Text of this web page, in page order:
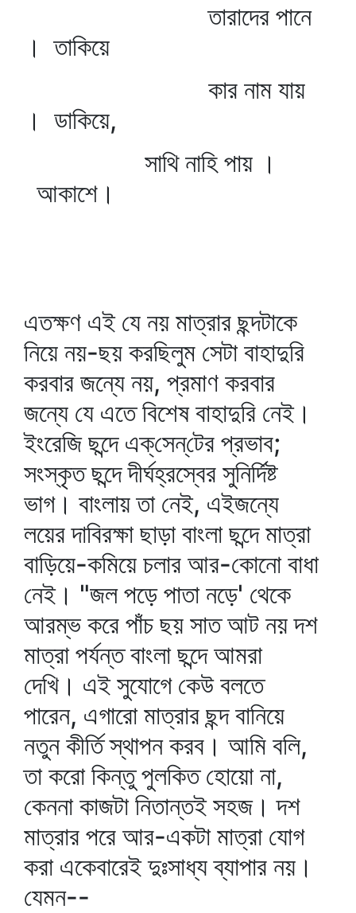
তারাদের পানে
। তাকিয়ে
কার নাম যায়
। ডাকিয়ে,
সাথি নাহি পায় ।
আকাশে।
এতক্ষণ এই যে নয় মাত্রার ছন্দটাকে
নিয়ে নয়-ছয় করছিলুম সেটা বাহাদুরি
করবার জন্যে নয়, প্রমাণ করবার
জন্যে যে এতে বিশেষ বাহাদুরি নেই।
ইংরেজি ছন্দে এক্‌সেন্‌টের প্রভাব;
সংস্কৃত ছন্দে দীর্ঘহ্রস্বের সুনির্দিষ্ট
ভাগ। বাংলায় তা নেই, এইজন্যে
লয়ের দাবিরক্ষা ছাড়া বাংলা ছন্দে মাত্রা
বাড়িয়ে-কমিয়ে চলার আর-কোনো বাধা
নেই। "জল পড়ে পাতা নড়ে' থেকে
আরম্ভ করে পাঁচ ছয় সাত আট নয় দশ
মাত্রা পর্যন্ত বাংলা ছন্দে আমরা
দেখি। এই সুযোগে কেউ বলতে
পারেন, এগারো মাত্রার ছন্দ বানিয়ে
নতুন কীর্তি স্থাপন করব। আমি বলি,
তা করো কিন্তু পুলকিত হোয়ো না,
কেননা কাজটা নিতান্তই সহজ। দশ
মাত্রার পরে আর-একটা মাত্রা যোগ
করা একেবারেই দুঃসাধ্য ব্যাপার নয়।
যেমন--